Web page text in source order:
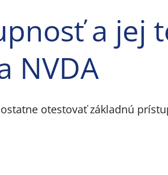
a jej
NVDA
otestovať základnú